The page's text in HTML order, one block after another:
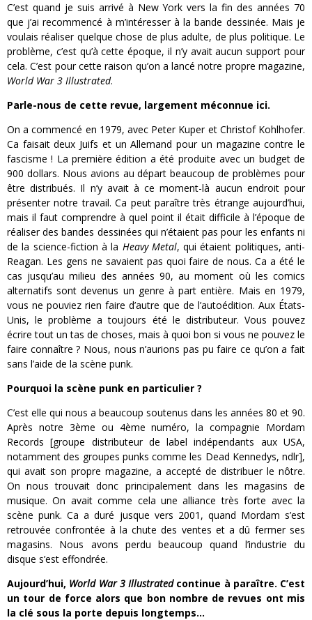
C’est quand je suis arrivé à New York vers la fin des années 70
que j’ai recommencé à m’intéresser à la bande dessinée. Mais je
voulais réaliser quelque chose de plus adulte, de plus politique. Le
problème, c’est qu’à cette époque, il n’y avait aucun support pour
cela. C’est pour cette raison qu’on a lancé notre propre magazine,
World War 3 Illustrated.
Parle-nous de cette revue, largement méconnue ici.
On a commencé en 1979, avec Peter Kuper et Christof Kohlhofer.
Ca faisait deux Juifs et un Allemand pour un magazine contre le
fascisme ! La première édition a été produite avec un budget de
900 dollars. Nous avions au départ beaucoup de problèmes pour
être distribués. Il n’y avait à ce moment-là aucun endroit pour
présenter notre travail. Ca peut paraître très étrange aujourd’hui,
mais il faut comprendre à quel point il était difficile à l’époque de
réaliser des bandes dessinées qui n’étaient pas pour les enfants ni
de la science-fiction à la Heavy Metal, qui étaient politiques, anti-
Reagan. Les gens ne savaient pas quoi faire de nous. Ca a été le
cas jusqu’au milieu des années 90, au moment où les comics
alternatifs sont devenus un genre à part entière. Mais en 1979,
vous ne pouviez rien faire d’autre que de l’autoédition. Aux États-
Unis, le problème a toujours été le distributeur. Vous pouvez
écrire tout un tas de choses, mais à quoi bon si vous ne pouvez le
faire connaître ? Nous, nous n’aurions pas pu faire ce qu’on a fait
sans l’aide de la scène punk.
Pourquoi la scène punk en particulier ?
C’est elle qui nous a beaucoup soutenus dans les années 80 et 90.
Après notre 3ème ou 4ème numéro, la compagnie Mordam
Records [groupe distributeur de label indépendants aux USA,
notamment des groupes punks comme les Dead Kennedys, ndlr],
qui avait son propre magazine, a accepté de distribuer le nôtre.
On nous trouvait donc principalement dans les magasins de
musique. On avait comme cela une alliance très forte avec la
scène punk. Ca a duré jusque vers 2001, quand Mordam s’est
retrouvée confrontée à la chute des ventes et a dû fermer ses
magasins. Nous avons perdu beaucoup quand l’industrie du
disque s’est effondrée.
Aujourd’hui, World War 3 Illustratedcontinue à paraître. C’est
un tour de force alors que bon nombre de revues ont mis
la clé sous la porte depuis longtemps…